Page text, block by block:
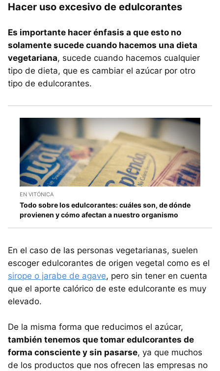
Hacer uso excesivo de edulcorantes
Es importante hacer énfasis a que esto no
solamente sucede cuando hacemos una dieta
vegetariana, sucede cuando hacemos cualquier
tipo de dieta, que es cambiar el azúcar por otro
tipo de edulcorantes.
EN VITÓNICA
Todo sobre los edulcorantes: cuáles son, de dónde
provienen y cómo afectan a nuestro organismo
En el caso de las personas vegetarianas, suelen
escoger edulcorantes de origen vegetal como es el
sirope o jarabe de agave, pero sin tener en cuenta
que el aporte calórico de este edulcorante es muy
elevado.
De la misma forma que reducimos el azúcar,
también tenemos que tomar edulcorantes de
forma consciente y sin pasarse, ya que muchos
de los productos que nos ofrecen las empresas no